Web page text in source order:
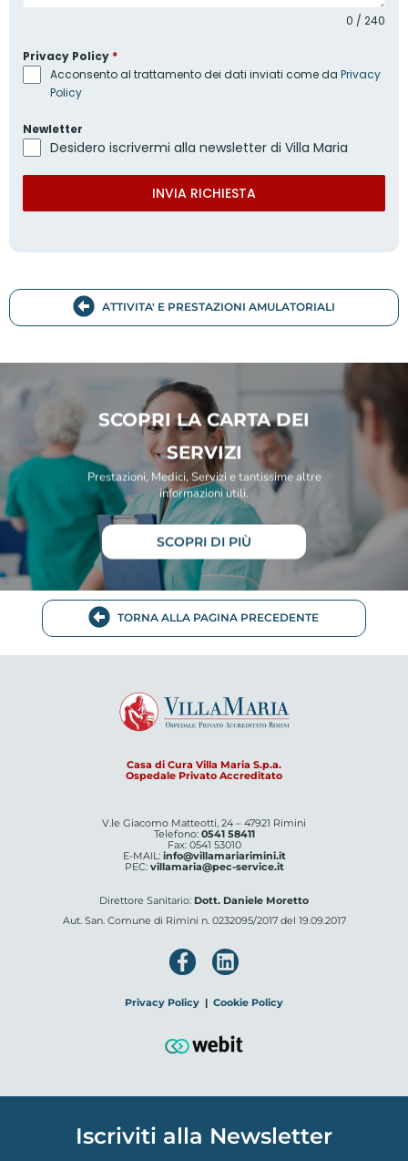
0 / 240
Privacy Policy *
Acconsento al trattamento dei dati inviati come da Privacy
Policy
Newletter
Desidero iscrivermi alla newsletter di Villa Maria
INVIA RICHIESTA
ATTIVITA' E PRESTAZIONI AMULATORIALI
SCOPRI LA CARTA DEI
SERVIZI
Prestazioni, Medici, Servizi e tantissime altre
informazioni utili.
SCOPRI DI PIÙ
TORNA ALLA PAGINA PRECEDENTE
Casa di Cura Villa Maria S.p.a.
Ospedale Privato Accreditato
V.le Giacomo Matteotti, 24 – 47921 Rimini
Telefono: 0541 58411
Fax: 0541 53010
E-MAIL: info@villamariarimini.it
PEC: villamaria@pec-service.it
Direttore Sanitario: Dott. Daniele Moretto
Aut. San. Comune di Rimini n. 0232095/2017 del 19.09.2017
Privacy Policy | Cookie Policy
Iscriviti alla Newsletter